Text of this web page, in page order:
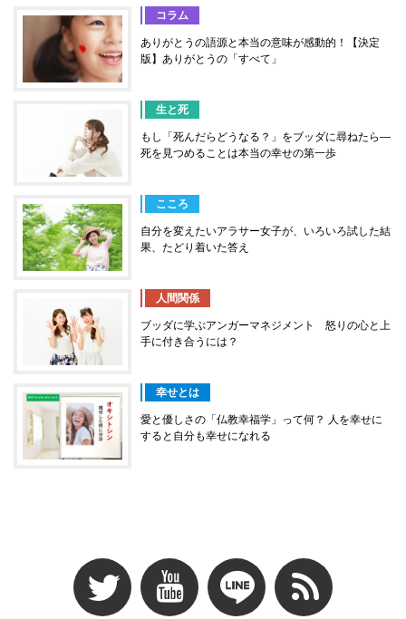
コラム
ありがとうの語源と本当の意味が感動的！【決定
版】ありがとうの「すべて」
生と死
もし「死んだらどうなる？」をブッダに尋ねたら―
死を見つめることは本当の幸せの第一歩
こころ
自分を変えたいアラサー女子が、いろいろ試した結
果、たどり着いた答え
人間関係
ブッダに学ぶアンガーマネジメント 怒りの心と上
手に付き合うには？
幸せとは
愛と優しさの「仏教幸福学」って何？ 人を幸せに
すると自分も幸せになれる